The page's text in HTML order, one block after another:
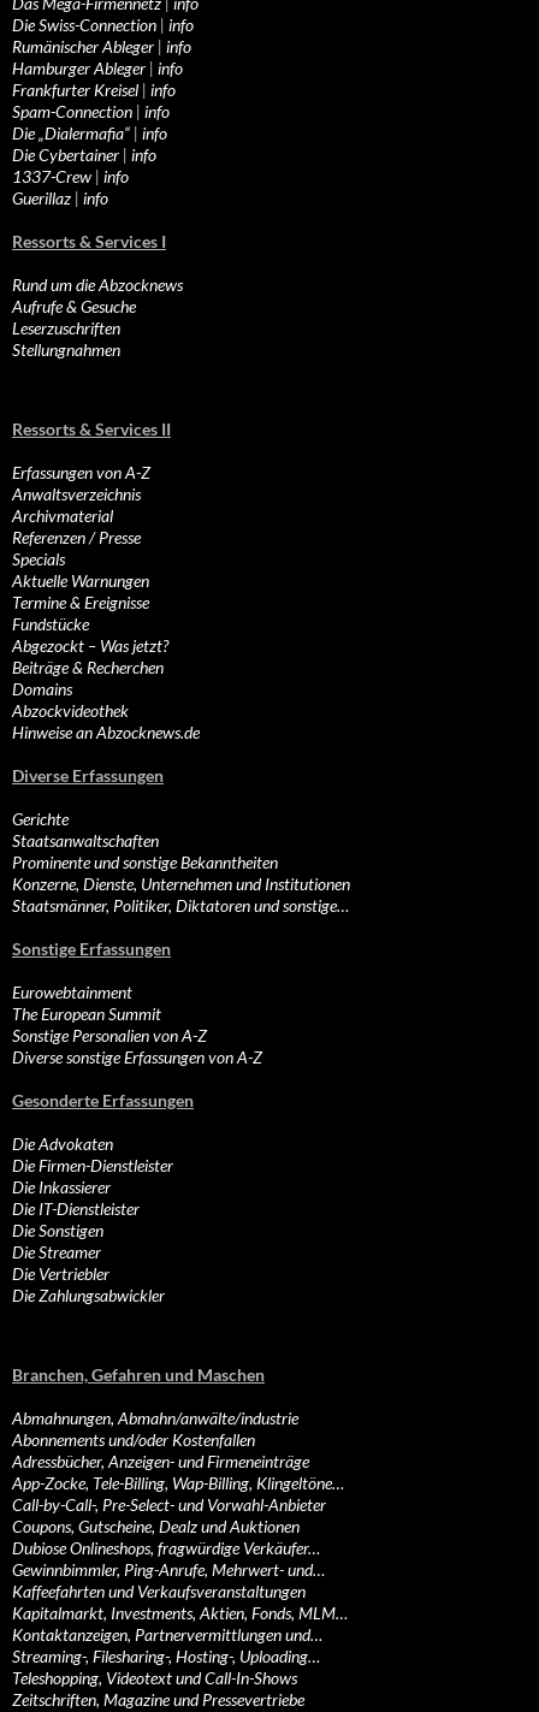
Die Swiss-Connection | info
Rumänischer Ableger | info
Hamburger Ableger | info
Frankfurter Kreisel | info
Spam-Connection | info
Die „Dialermafia“ | info
Die Cybertainer | info
1337-Crew | info
Guerillaz | info
Ressorts & Services I
Rund um die Abzocknews
Aufrufe & Gesuche
Leserzuschriften
Stellungnahmen
Ressorts & Services II
Erfassungen von A-Z
Anwaltsverzeichnis
Archivmaterial
Referenzen / Presse
Specials
Aktuelle Warnungen
Termine & Ereignisse
Fundstücke
Abgezockt – Was jetzt?
Beiträge & Recherchen
Domains
Abzockvideothek
Hinweise an Abzocknews.de
Diverse Erfassungen
Gerichte
Staatsanwaltschaften
Prominente und sonstige Bekanntheiten
Konzerne, Dienste, Unternehmen und Institutionen
Staatsmänner, Politiker, Diktatoren und sonstige…
Sonstige Erfassungen
Eurowebtainment
The European Summit
Sonstige Personalien von A-Z
Diverse sonstige Erfassungen von A-Z
Gesonderte Erfassungen
Die Advokaten
Die Firmen-Dienstleister
Die Inkassierer
Die IT-Dienstleister
Die Sonstigen
Die Streamer
Die Vertriebler
Die Zahlungsabwickler
Branchen, Gefahren und Maschen
Abmahnungen, Abmahn/anwälte/industrie
Abonnements und/oder Kostenfallen
Adressbücher, Anzeigen- und Firmeneinträge
App-Zocke, Tele-Billing, Wap-Billing, Klingeltöne…
Call-by-Call-, Pre-Select- und Vorwahl-Anbieter
Coupons, Gutscheine, Dealz und Auktionen
Dubiose Onlineshops, fragwürdige Verkäufer…
Gewinnbimmler, Ping-Anrufe, Mehrwert- und…
Kaffeefahrten und Verkaufsveranstaltungen
Kapitalmarkt, Investments, Aktien, Fonds, MLM…
Kontaktanzeigen, Partnervermittlungen und…
Streaming-, Filesharing-, Hosting-, Uploading…
Teleshopping, Videotext und Call-In-Shows
Zeitschriften, Magazine und Pressevertriebe